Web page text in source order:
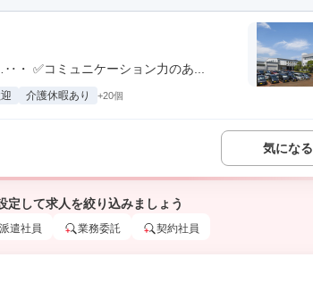
コミュニケーション力のあ...
介護休暇あり +20個
気になる
定して求人を絞り込みましょう
派遣社員 業務委託 契約社員